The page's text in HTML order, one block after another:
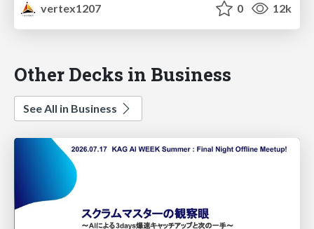
vertex1207
0 12k
Other Decks in Business
See All in Business